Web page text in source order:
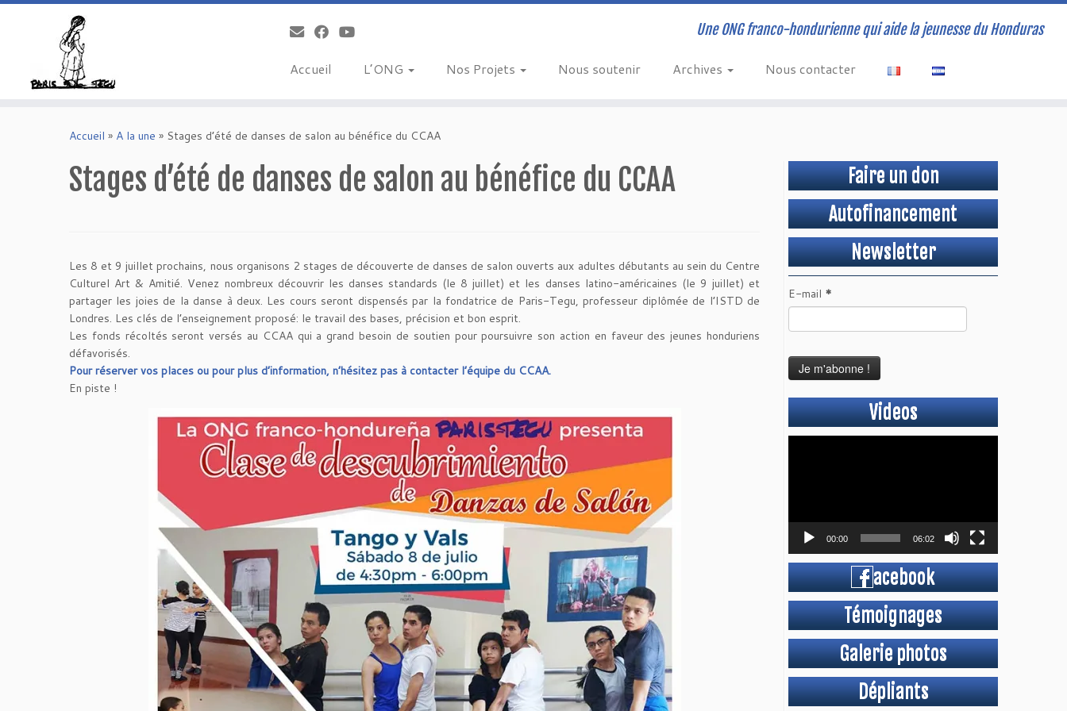
Une ONG franco-hondurienne qui aide la jeunesse du Honduras
Accueil L’ONG Nos Projets Nous soutenir Archives Nous contacter
Accueil » A la une » Stages d’été de danses de salon au bénéfice du CCAA
Stages d’été de danses de salon au bénéfice du CCAA
Les 8 et 9 juillet prochains, nous organisons 2 stages de découverte de danses de salon ouverts aux adultes débutants au sein du Centre
Culturel Art & Amitié. Venez nombreux découvrir les danses standards (le 8 juillet) et les danses latino-américaines (le 9 juillet) et
partager les joies de la danse à deux. Les cours seront dispensés par la fondatrice de Paris-Tegu, professeur diplômée de l’ISTD de
Londres. Les clés de l’enseignement proposé: le travail des bases, précision et bon esprit.
Les fonds récoltés seront versés au CCAA qui a grand besoin de soutien pour poursuivre son action en faveur des jeunes honduriens
défavorisés.
Pour réserver vos places ou pour plus d’information, n’hésitez pas à contacter l’équipe du CCAA.
En piste !
Faire un don
Autofinancement
Newsletter
E-mail *
Videos
00:00 06:02
acebook
Témoignages
Galerie photos
Dépliants